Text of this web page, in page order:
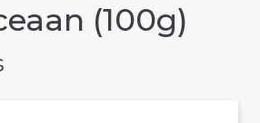
(100g)